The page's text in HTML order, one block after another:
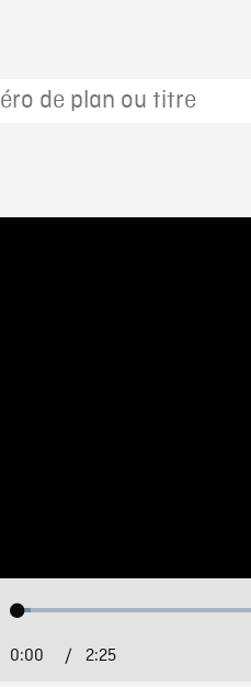
Loaded:
Current
0:00 / 2:25